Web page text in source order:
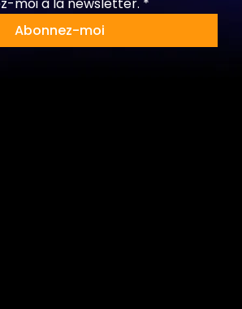
moi à la newsletter. *
Abonnez-moi